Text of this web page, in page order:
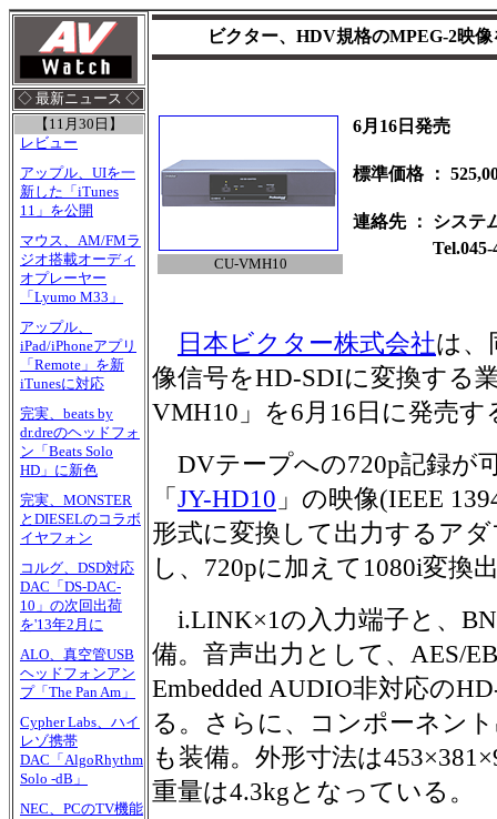
◇ 最新ニュース ◇
【11月30日】
レビュー
アップル、UIを一
新した「iTunes
11」を公開
マウス、AM/FMラ
ジオ搭載オーディ
オプレーヤー
「Lyumo M33」
アップル、
iPad/iPhoneアプリ
「Remote」を新
iTunesに対応
完実、beats by
dr.dreのヘッドフォ
ン「Beats Solo
HD」に新色
完実、MONSTER
とDIESELのコラボ
イヤフォン
コルグ、DSD対応
DAC「DS-DAC-
10」の次回出荷
を'13年2月に
ALO、真空管USB
ヘッドフォンアン
プ「The Pan Am」
Cypher Labs、ハイ
レゾ携帯
DAC「AlgoRhythm
Solo -dB」
NEC、PCのTV機能
ビクター、HDV規格のMPEG-2映
CU-VMH10
6月16日発売
標準価格 ：
連絡先 ：
システ
Tel.045-
日本ビクター株式会社は、
像信号をHD-SDIに変換する
VMH10」を6月16日に発売す
DVテープへの720p記録が
「 JY-HD10 」の映像(IEEE
形式に変換して出力するア
し、720pに加えて1080i変換
i.LINK×1の入力端子と、
備。音声出力として、AES/
Embedded AUDIO非対応の
る。さらに、コンポーネン
も装備。外形寸法は
重量は4.3kgとなっている。